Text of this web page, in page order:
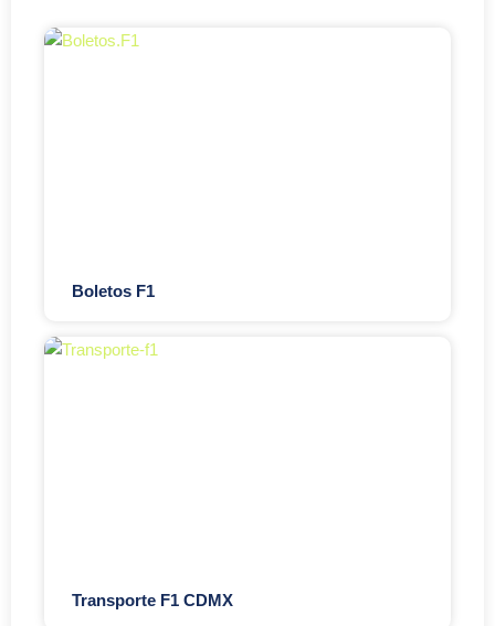
Boletos F1
Transporte F1 CDMX